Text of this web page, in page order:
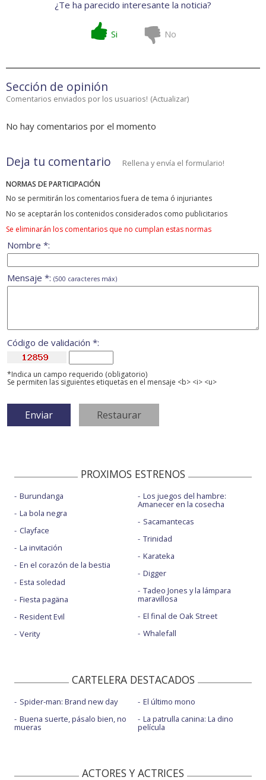
¿Te ha parecido interesante la noticia?
Si No
Sección de opinión
Comentarios enviados por los usuarios! (Actualizar)
No hay comentarios por el momento
Deja tu comentario Rellena y envía el formulario!
NORMAS DE PARTICIPACIÓN
No se permitirán los comentarios fuera de tema ó injuriantes
No se aceptarán los contenidos considerados como publicitarios
Se eliminarán los comentarios que no cumplan estas normas
Nombre *:
Mensaje *: (500 caracteres máx)
Código de validación *:
*Indica un campo requerido (obligatorio)
Se permiten las siguientes etiquetas en el mensaje <b> <i> <u>
PROXIMOS ESTRENOS
Burundanga
La bola negra
Clayface
La invitación
En el corazón de la bestia
Esta soledad
Fiesta pagäna
Resident Evil
Verity
Los juegos del hambre:
Amanecer en la cosecha
Sacamantecas
Trinidad
Karateka
Digger
Tadeo Jones y la lámpara
maravillosa
El final de Oak Street
Whalefall
CARTELERA DESTACADOS
Spider-man: Brand new day
Buena suerte, pásalo bien, no
mueras
El último mono
La patrulla canina: La dino
película
ACTORES Y ACTRICES